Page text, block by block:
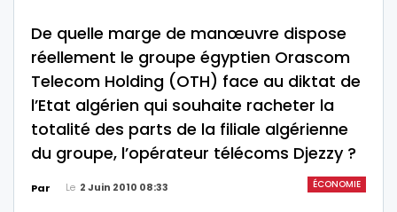
De quelle marge de manœuvre dispose
réellement le groupe égyptien Orascom
Telecom Holding (OTH) face au diktat de
l’Etat algérien qui souhaite racheter la
totalité des parts de la filiale algérienne
du groupe, l’opérateur télécoms Djezzy ?
ÉCONOMIE
Par Le 2 Juin 2010 08:33